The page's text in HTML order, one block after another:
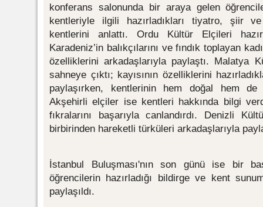
konferans salonunda bir araya gelen
kentleriyle ilgili hazırladıkları tiyatro, şiir
kentlerini anlattı. Ordu Kültür Elçileri
Karadeniz’in balıkçılarını ve fındık toplayan
özelliklerini arkadaşlarıyla paylaştı. Malatya
sahneye çıktı; kayısının özelliklerini
paylaşırken, kentlerinin hem doğal hem de
Akşehirli elçiler ise kentleri hakkında bilgi
fıkralarını başarıyla canlandırdı. Denizli
birbirinden hareketli türküleri arkadaşlarıyla
İstanbul Buluşması'nın son günü ise bir
öğrencilerin hazırladığı bildirge ve kent
paylaşıldı.